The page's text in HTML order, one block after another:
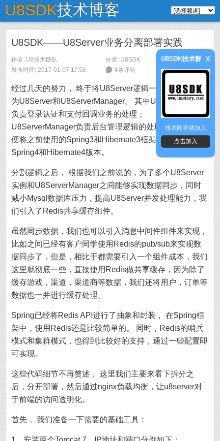
U8SDK技术博客
U8SDK——U8Server业务分离部署实践
作者: U8技术团队 分类: U8SDK
发布时间: 2017-01-07 17:58
6 4条评论
经过几天的努力， 终于将U8Server逻辑一分为二， 分割
为U8Server和U8ServerManager。 其中U8Server职责，
负责登录认证和支付回调业务的处理；
U8ServerManager负责后台管理逻辑的处理。同时，顺
便将之前使用的Spring3和Hibernate3框架版本升级到了
Spring4和Hibernate4版本。
分割逻辑之后， 根据我们之前说的，为了多个U8Server
实例和U8ServerManager之间能够实现数据同步，同时
减小Mysql数据库压力，提高U8Server并发处理能力，我
们引入了Redis共享缓存组件。
虽然同步数据，我们也可以引入消息中间件组件来实现，
比如之间已经有客户同学使用Redis的pub/sub来实现数
据同步了，但是，相比于都需要引入一个组件成本，我们
这里就彻底一些，直接使用Redis做共享缓存，因为除了
缓存游戏，渠道，渠道商等数据，我们还将用户，订单等
数据也一并进行缓存处理。
Spring已经将Redis API进行了抽象和封装， 在Spring框
架中，使用Redis还是比较简单的。 同时，Redis的哨兵
模式和集群模式，也得到比较好的支持，通过一些配置即
可实现。
这些代码细节不再赘述， 这里我们主要来看下拆分之
后，分开部署，然后通过nginx负载均衡，让u8server对
于前端的访问透明化。
首先， 我们准备一下需要的基础工具：
U8SDK技术群 x
技术同学请加入
点击加入